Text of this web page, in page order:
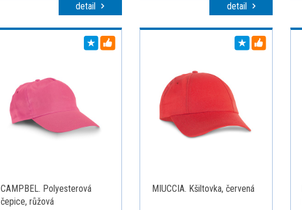
detail detail
CAMPBEL. Polyesterová
čepice, růžová
MIUCCIA. Kšiltovka, červená